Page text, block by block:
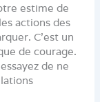
estime de
actions des
C’est un
de courage.
de ne